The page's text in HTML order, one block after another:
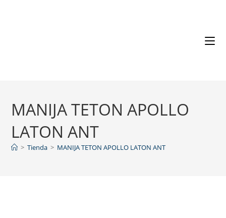
MANIJA TETON APOLLO
LATON ANT
> Tienda > MANIJA TETON APOLLO LATON ANT